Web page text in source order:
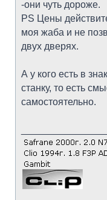
-они чуть дороже.
PS Цены
моя жаба и не
двух дверях.
А у кого есть в
станку, то есть
самостоятельно.